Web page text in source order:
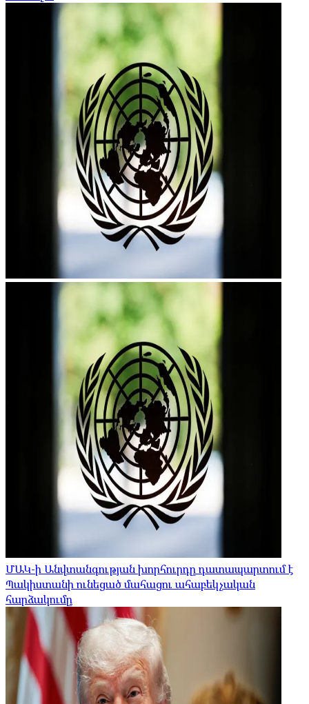
ՄԱԿ-ի Անվտանգության խորհուրդը դատապարտում է
Պակիստանի ունեցած մահացու ահաբեկչական
հարձակումը